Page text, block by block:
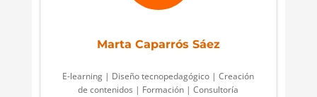
Marta Caparrós Sáez
E-learning | Diseño tecnopedagógico | Creación
de contenidos | Formación | Consultoría